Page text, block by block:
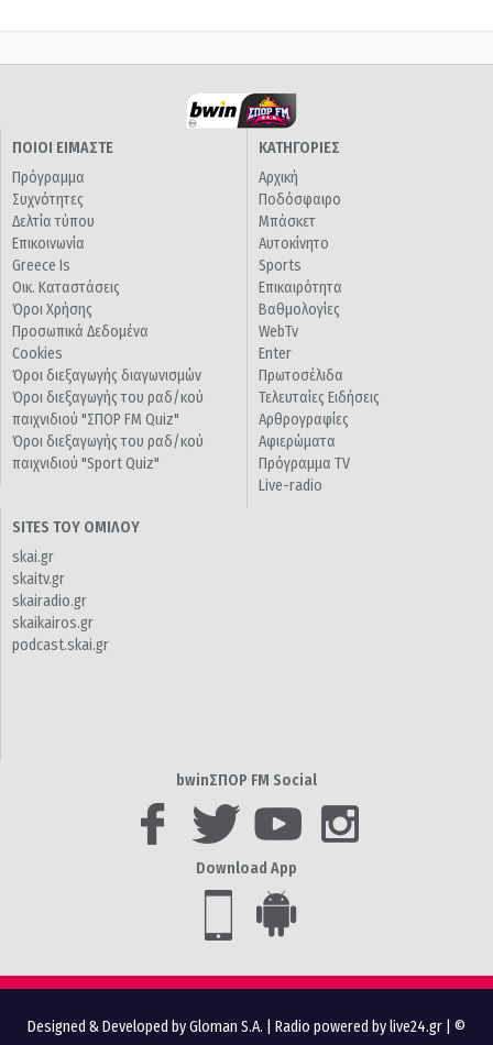
ΠΟΙΟΙ ΕΙΜΑΣΤΕ
Πρόγραμμα
Συχνότητες
Δελτία τύπου
Επικοινωνία
Greece Is
Οικ. Καταστάσεις
Όροι Χρήσης
Προσωπικά Δεδομένα
Cookies
Όροι διεξαγωγής διαγωνισμών
Όροι διεξαγωγής του ραδ/κού
παιχνιδιού "ΣΠΟΡ FM Quiz"
Όροι διεξαγωγής του ραδ/κού
παιχνιδιού "Sport Quiz"
ΚΑΤΗΓΟΡΙΕΣ
Αρχική
Ποδόσφαιρο
Μπάσκετ
Αυτοκίνητο
Sports
Επικαιρότητα
Βαθμολογίες
WebTv
Enter
Πρωτοσέλιδα
Τελευταίες Ειδήσεις
Αρθρογραφίες
Αφιερώματα
Πρόγραμμα TV
Live-radio
SITES ΤΟΥ ΟΜΙΛΟΥ
skai.gr
skaitv.gr
skairadio.gr
skaikairos.gr
podcast.skai.gr
bwinΣΠΟΡ FM Social
Download App
Designed & Developed by Gloman S.A. Radio powered by live24.gr | ©